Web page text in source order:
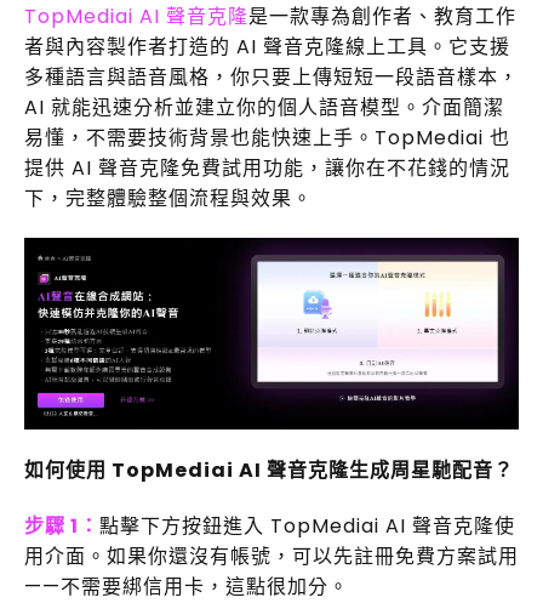
TopMediai AI 聲音克隆是一款專為創作者、教育工作
者與內容製作者打造的 AI 聲音克隆線上工具。它支援
多種語言與語音風格，你只要上傳短短一段語音樣本，
AI 就能迅速分析並建立你的個人語音模型。介面簡潔
易懂，不需要技術背景也能快速上手。TopMediai 也
提供 AI 聲音克隆免費試用功能，讓你在不花錢的情況
下，完整體驗整個流程與效果。
如何使用 TopMediai AI 聲音克隆生成周星馳配音？
步驟 1： 點擊下方按鈕進入 TopMediai AI 聲音克隆使
用介面。如果你還沒有帳號，可以先註冊免費方案試用
——不需要綁信用卡，這點很加分。